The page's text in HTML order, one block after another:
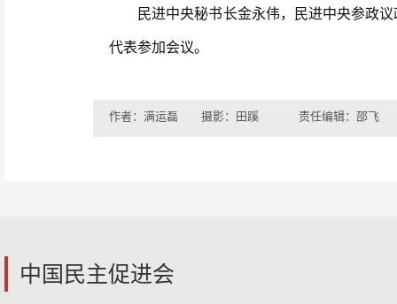
民进中央秘书长金永伟，民进中央参政议
代表参加会议。
作者：满运磊 摄影：田蹊 责任编辑：邵飞
中国民主促进会